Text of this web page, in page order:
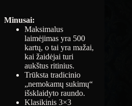
Minusai:
Maksimalus
laimėjimas yra 500
kartų, o tai yra mažai,
kai žaidėjai turi
aukštus ritinius.
Trūksta tradicinio
„nemokamų sukimų“
išsklaidyto raundo.
Klasikinis 3×3